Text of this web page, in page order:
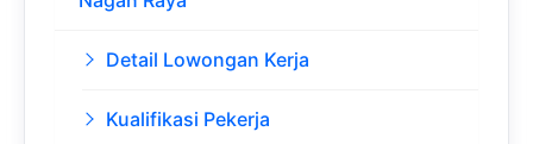
Detail Lowongan Kerja
Kualifikasi Pekerja